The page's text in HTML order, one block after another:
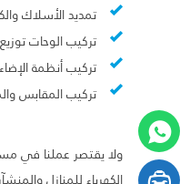
تمديد الأسلاك
تركيب الوحات
تركيب أنظمة
تركيب المقابس
ولا يقتصر عملنا في
الكهرباء للمنازل